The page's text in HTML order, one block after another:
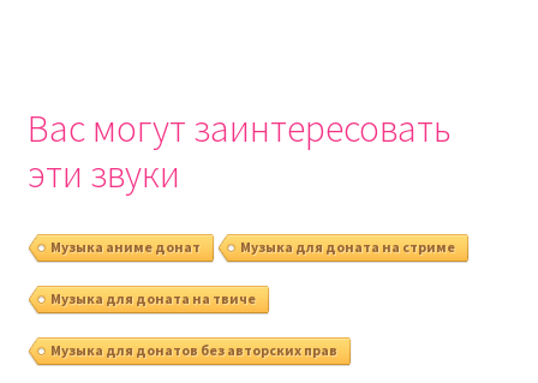
Вас могут заинтересовать
эти звуки
Музыка аниме донат Музыка для доната на стриме
Музыка для доната на твиче
Музыка для донатов без авторских прав